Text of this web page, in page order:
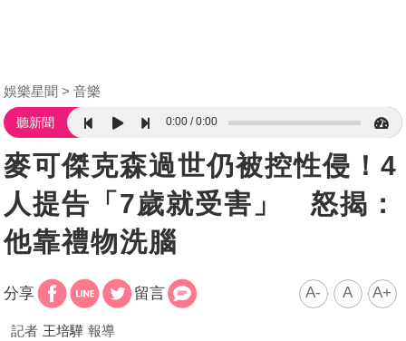
娛樂星聞 音樂
聽新聞 0:00 0:00
麥可傑克森過世仍被控性侵！4
人提告「7歲就受害」 怒揭：
他靠禮物洗腦
分享 留言 A- A A+
記者 王培驊 報導